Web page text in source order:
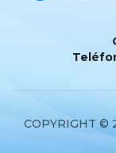
COPYRIGHT ©